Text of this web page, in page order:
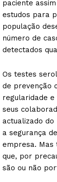
paciente
estudos para
população
número de
detectados
Os testes
de prevenção
regularidade
seus
actualizado
a segurança
empresa.
que, por
são ou não